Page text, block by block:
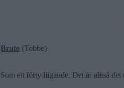
Brato (Tobbe)
Som ett förtydligande. Det är alltså